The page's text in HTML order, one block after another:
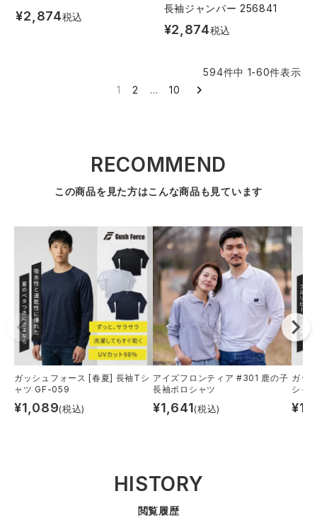
¥2,874税込
長袖ジャンパー 256841
¥2,874税込
594件中 1-60件表示
1
2 … 10
RECOMMEND
この商品を見た方はこんな商品も見ています
ガッシュフォース [春夏] 長袖Tシ
ャツ GF-059
¥1,089(税込)
アイズフロンティア #301 鹿の子
長袖ポロシャツ
¥1,641(税込)
ガッ
シャ
¥
HISTORY
閲覧履歴